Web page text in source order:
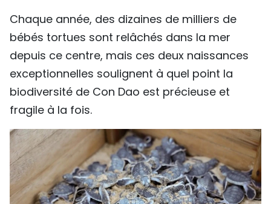
Chaque année, des dizaines de milliers de
bébés tortues sont relâchés dans la mer
depuis ce centre, mais ces deux naissances
exceptionnelles soulignent à quel point la
biodiversité de Con Dao est précieuse et
fragile à la fois.